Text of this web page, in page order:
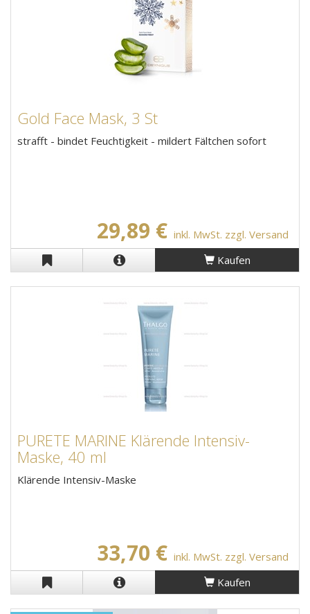
Gold Face Mask, 3 St
strafft - bindet Feuchtigkeit - mildert Fältchen sofort
29,89 € inkl. MwSt. zzgl. Versand
Kaufen
PURETE MARINE Klärende Intensiv-
Maske, 40 ml
Klärende Intensiv-Maske
33,70 € inkl. MwSt. zzgl. Versand
Kaufen